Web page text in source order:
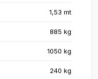
1,53 mt
885 kg
1050 kg
240 kg